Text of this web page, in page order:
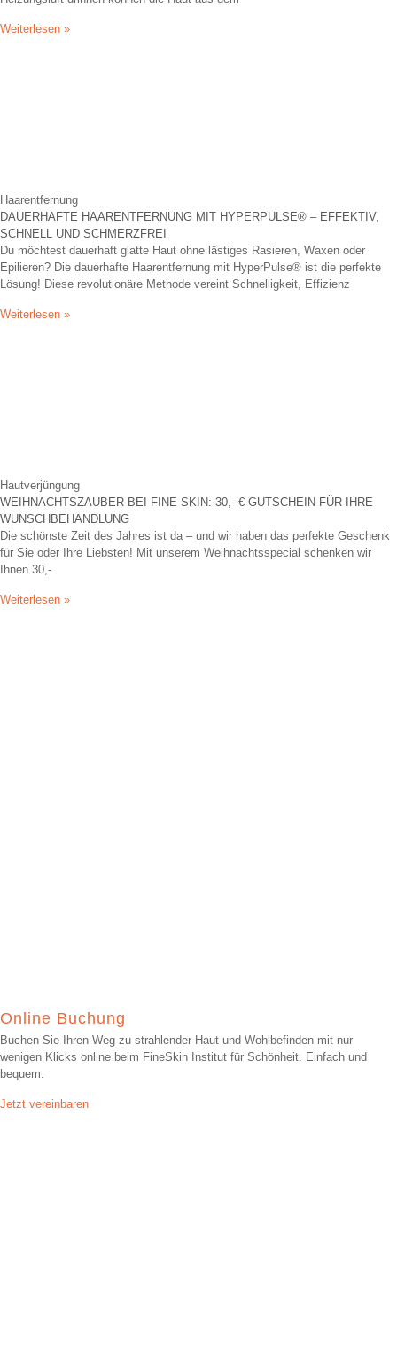
Weiterlesen »
Haarentfernung
DAUERHAFTE HAARENTFERNUNG MIT HYPERPULSE® – EFFEKTIV,
SCHNELL UND SCHMERZFREI
Du möchtest dauerhaft glatte Haut ohne lästiges Rasieren, Waxen oder
Epilieren? Die dauerhafte Haarentfernung mit HyperPulse® ist die perfekte
Lösung! Diese revolutionäre Methode vereint Schnelligkeit, Effizienz
Weiterlesen »
Hautverjüngung
WEIHNACHTSZAUBER BEI FINE SKIN: 30,- € GUTSCHEIN FÜR IHRE
WUNSCHBEHANDLUNG
Die schönste Zeit des Jahres ist da – und wir haben das perfekte Geschenk
für Sie oder Ihre Liebsten! Mit unserem Weihnachtsspecial schenken wir
Ihnen 30,-
Weiterlesen »
Online Buchung
Buchen Sie Ihren Weg zu strahlender Haut und Wohlbefinden mit nur
wenigen Klicks online beim FineSkin Institut für Schönheit. Einfach und
bequem.
Jetzt vereinbaren